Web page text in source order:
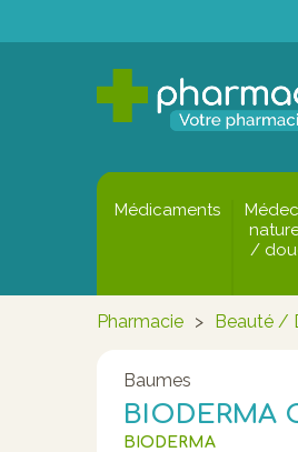
Médicaments
/
Pharmacie > Beauté /
Baumes
BIODERMA
BIODERMA